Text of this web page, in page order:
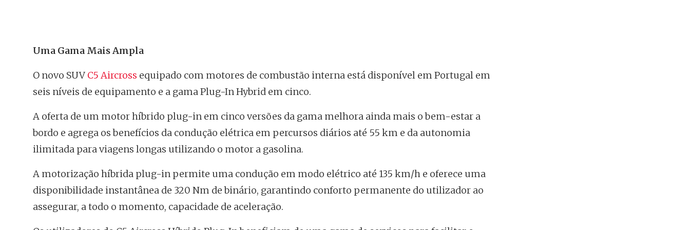
Uma Gama Mais Ampla
O novo SUV C5 Aircross equipado com motores de combustão interna está disponível em Portugal em
seis níveis de equipamento e a gama Plug-In Hybrid em cinco.
A oferta de um motor híbrido plug-in em cinco versões da gama melhora ainda mais o bem-estar a
bordo e agrega os benefícios da condução elétrica em percursos diários até 55 km e da autonomia
ilimitada para viagens longas utilizando o motor a gasolina.
A motorização híbrida plug-in permite uma condução em modo elétrico até 135 km/h e oferece uma
disponibilidade instantânea de 320 Nm de binário, garantindo conforto permanente do utilizador ao
assegurar, a todo o momento, capacidade de aceleração.